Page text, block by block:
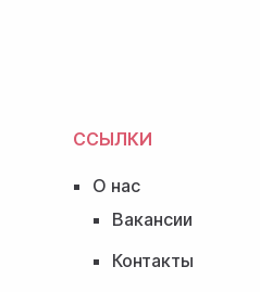
ССЫЛКИ
О нас
Вакансии
Контакты